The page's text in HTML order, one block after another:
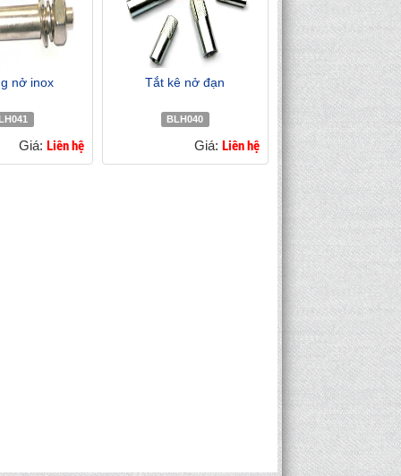
nở inox
Giá: Liên hệ
Tắt kê nở đạn
BLH040
Giá: Liên hệ